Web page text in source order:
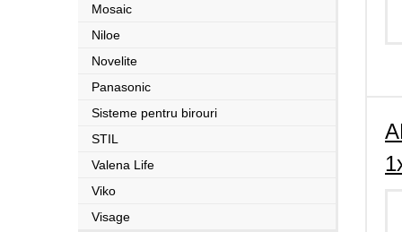
Mosaic
Niloe
Novelite
Panasonic
Sisteme pentru birouri
STIL
Valena Life
Viko
Visage